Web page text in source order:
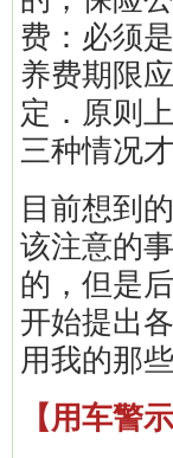
费：必须
养费期限
定．原则
三种情况
目前想到
该注意的
的，但是
开始提出
用我的那
【用车警